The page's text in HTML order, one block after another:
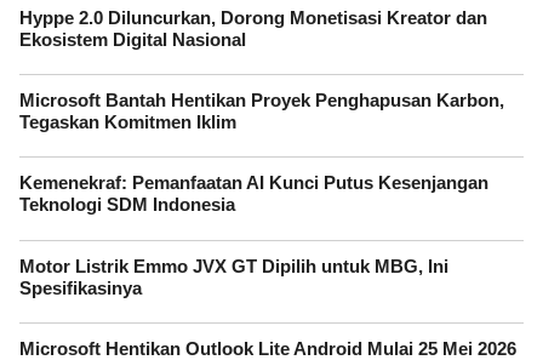
Hyppe 2.0 Diluncurkan, Dorong Monetisasi Kreator dan
Ekosistem Digital Nasional
Microsoft Bantah Hentikan Proyek Penghapusan Karbon,
Tegaskan Komitmen Iklim
Kemenekraf: Pemanfaatan AI Kunci Putus Kesenjangan
Teknologi SDM Indonesia
Motor Listrik Emmo JVX GT Dipilih untuk MBG, Ini
Spesifikasinya
Microsoft Hentikan Outlook Lite Android Mulai 25 Mei 2026